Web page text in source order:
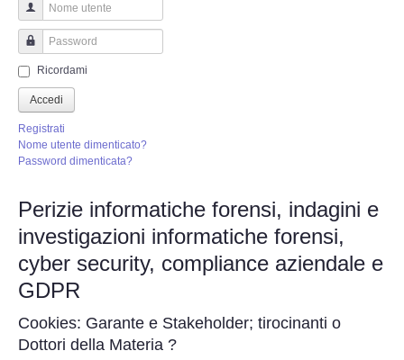
Perizia Truffa Banca e Online
Perizia Dash Cam
Perizia software spia
Perizia Controllo lavoratori
Perizia DVR
Perizia IoT e IIoT
Perizia Ransomware Malware
Nome utente
Password
Ricordami
Accedi
Registrati
Nome utente dimenticato?
Password dimenticata?
Perizie informatiche forensi, indagini e
investigazioni informatiche forensi,
cyber security, compliance aziendale e
GDPR
Cookies: Garante e Stakeholder; tirocinanti o
Dottori della Materia ?